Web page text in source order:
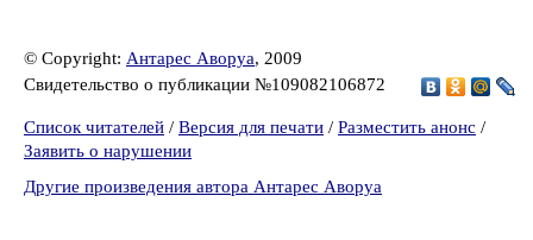
© Copyright: Антарес Аворуа, 2009
Свидетельство о публикации №109082106872
Список читателей / Версия для печати / Разместить анонс /
Заявить о нарушении
Другие произведения автора Антарес Аворуа